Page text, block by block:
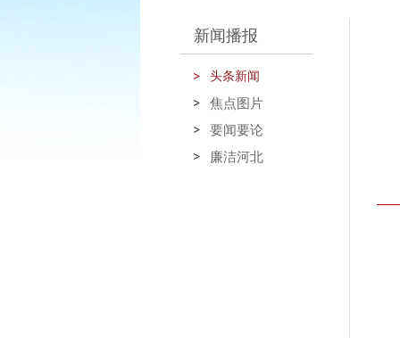
新闻播报
头条新闻
焦点图片
要闻要论
廉洁河北